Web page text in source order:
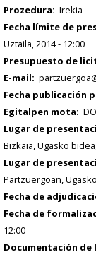
Prozedura
Irekia
Fecha límite de
Uztaila, 2014 - 12:00
Presupuesto de
E-mail
Fecha publicación
Egitalpen mota
Lugar de
Bizkaia, Ugasko
Lugar de
Partzuergoan,
Fecha de
Fecha de
12:00
Documentación